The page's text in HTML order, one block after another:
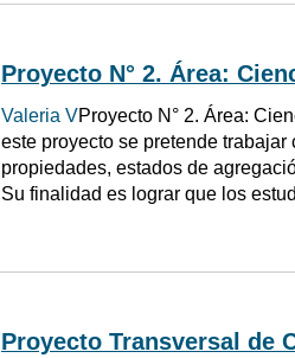
Proyecto N° 2. Área:
Valeria VProyecto N° 2. Área:
este proyecto se pretende
propiedades, estados de
Su finalidad es lograr que los
Proyecto Transversal de